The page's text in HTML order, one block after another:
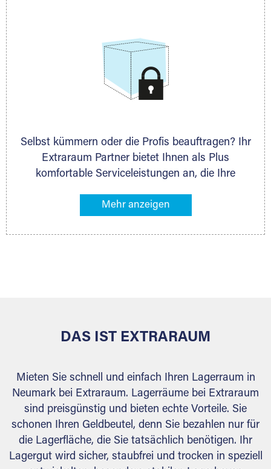
Selbst kümmern oder die Profis beauftragen? Ihr
Extraraum Partner bietet Ihnen als Plus
komfortable Serviceleistungen an, die Ihre
gehören z. B. Verpackungsservice, Lieferung von
Ihr Lagergut wird bei Ihrem Extraraum Partner
DAS IST EXTRARAUM
Mieten Sie schnell und einfach Ihren Lagerraum in
Neumark bei Extraraum. Lagerräume bei Extraraum
sind preisgünstig und bieten echte Vorteile. Sie
schonen Ihren Geldbeutel, denn Sie bezahlen nur für
die Lagerfläche, die Sie tatsächlich benötigen. Ihr
Lagergut wird sicher, staubfrei und trocken in speziell